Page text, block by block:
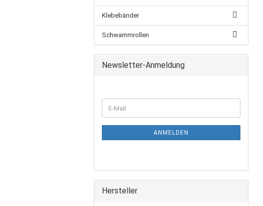
Klebebänder
Schwammrollen
Newsletter-Anmeldung
ANMELDEN
Hersteller